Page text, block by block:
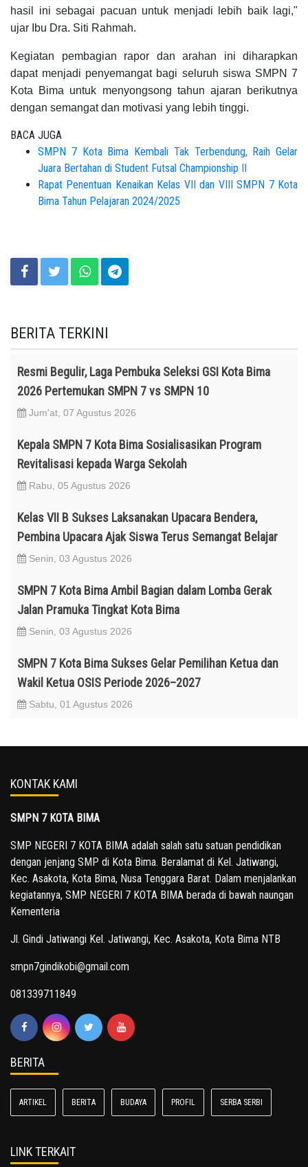
hasil ini sebagai pacuan untuk menjadi lebih baik lagi,"
ujar Ibu Dra. Siti Rahmah.
Kegiatan pembagian rapor dan arahan ini diharapkan
dapat menjadi penyemangat bagi seluruh siswa SMPN 7
Kota Bima untuk menyongsong tahun ajaran berikutnya
dengan semangat dan motivasi yang lebih tinggi.
BACA JUGA
SMPN 7 Kota Bima Kembali Tak Terbendung, Raih Gelar
Juara Bertahan di Student Futsal Championship II
Rapat Penentuan Kenaikan Kelas VII dan VIII SMPN 7 Kota
Bima Tahun Pelajaran 2024/2025
BERITA TERKINI
Resmi Begulir, Laga Pembuka Seleksi GSI Kota Bima
2026 Pertemukan SMPN 7 vs SMPN 10
Jum'at, 07 Agustus 2026
Kepala SMPN 7 Kota Bima Sosialisasikan Program
Revitalisasi kepada Warga Sekolah
Rabu, 05 Agustus 2026
Kelas VII B Sukses Laksanakan Upacara Bendera,
Pembina Upacara Ajak Siswa Terus Semangat Belajar
Senin, 03 Agustus 2026
SMPN 7 Kota Bima Ambil Bagian dalam Lomba Gerak
Jalan Pramuka Tingkat Kota Bima
Senin, 03 Agustus 2026
SMPN 7 Kota Bima Sukses Gelar Pemilihan Ketua dan
Wakil Ketua OSIS Periode 2026–2027
Sabtu, 01 Agustus 2026
KONTAK KAMI
SMPN 7 KOTA BIMA
SMP NEGERI 7 KOTA BIMA adalah salah satu satuan pendidikan
dengan jenjang SMP di Kota Bima. Beralamat di Kel. Jatiwangi,
Kec. Asakota, Kota Bima, Nusa Tenggara Barat. Dalam menjalankan
kegiatannya, SMP NEGERI 7 KOTA BIMA berada di bawah naungan
Kementeria
Jl. Gindi Jatiwangi Kel. Jatiwangi, Kec. Asakota, Kota Bima NTB
smpn7gindikobi@gmail.com
081339711849
BERITA
ARTIKEL BERITA BUDAYA PROFIL SERBA SERBI
LINK TERKAIT